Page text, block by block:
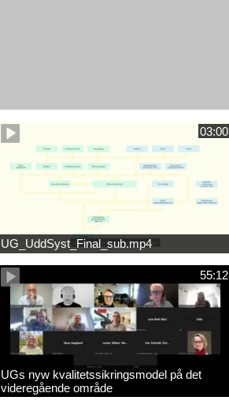
03:00
UG_UddSyst_Final_sub.mp4
55:12
UGs nyw kvalitetssikringsmodel på det
videregående område